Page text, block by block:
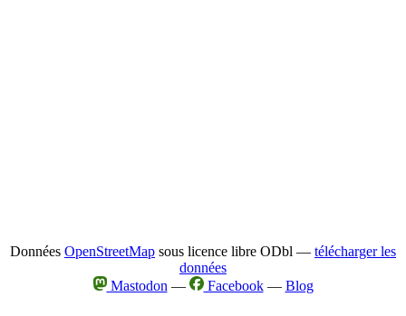
Données OpenStreetMap sous licence libre ODbl — télécharger les
données
Mastodon — Facebook— Blog